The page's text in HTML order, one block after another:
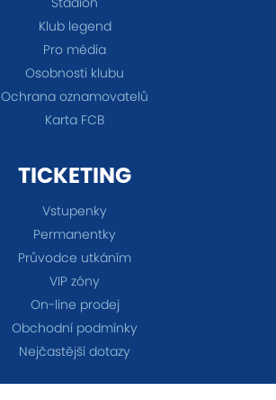
Klub legend
Pro média
Osobnosti klubu
Ochrana oznamovatelů
Karta FCB
TICKETING
Vstupenky
Permanentky
Průvodce utkáním
VIP zóny
On-line prodej
Obchodní podmínky
Nejčastější dotazy